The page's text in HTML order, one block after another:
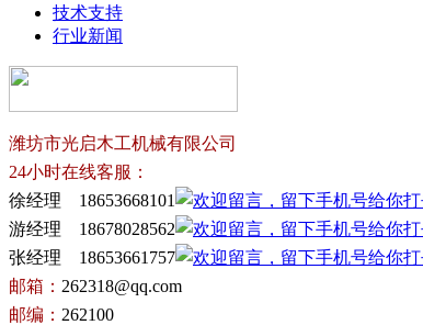
技术支持
行业新闻
潍坊市光启木工机械有限公司
24小时在线客服：
徐经理 18653668101
游经理 18678028562
张经理 18653661757
邮箱： 262318@qq.com
邮编： 262100